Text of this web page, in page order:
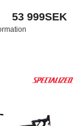
53 999SEK